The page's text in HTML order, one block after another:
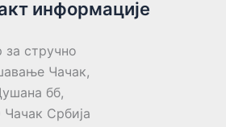
информације
за стручно
Чачак,
бб,
Србија